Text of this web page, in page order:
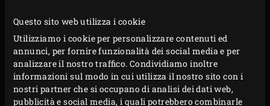
Questo sito web utilizza i cookie
Utilizziamo i cookie per personalizzare contenuti ed
annunci, per fornire funzionalità dei social media e per
analizzare il nostro traffico. Condividiamo inoltre
informazioni sul modo in cui utilizza il nostro sito con i
nostri partner che si occupano di analisi dei dati web,
pubblicità e social media, i quali potrebbero combinarle
e lapiastra in ghisa Half.
Nel frattempo, lavate i manghi e tagliate la polpa da
entrambi i lati lungo il nocciolo in modo che
rimangano quattro fette. Tagliate la polpa del
mango in cubetti trasversali creando un motivo a